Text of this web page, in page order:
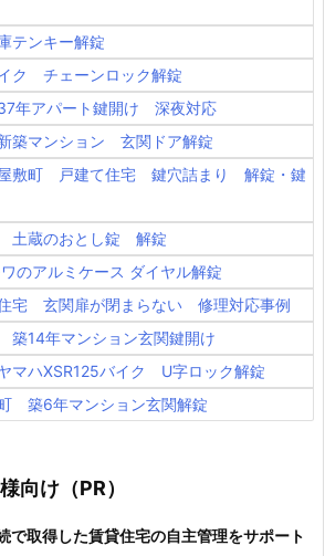
テンキー解錠
ク チェーンロック解錠
年アパート鍵開け 深夜対応
築マンション 玄関ドア解錠
屋敷町 戸建て住宅 鍵穴詰まり 解錠・鍵
土蔵のおとし錠 解錠
のアルミケース ダイヤル解錠
宅 玄関扉が閉まらない 修理対応事例
14年マンション玄関鍵開け
マハXSR125バイク U字ロック解錠
築6年マンション玄関解錠
向け（PR）
で取得した賃貸住宅の自主管理をサポート